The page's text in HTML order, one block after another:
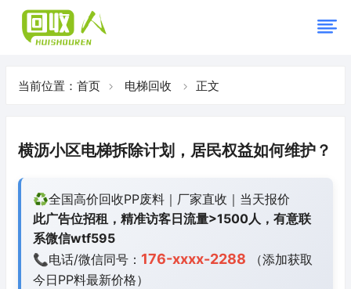
当前位置： 首页 电梯回收 正文
横沥小区电梯拆除计划，居民权益如何维护？
♻️全国高价回收PP废料｜厂家直收｜当天报价
此广告位招租，精准访客日流量>1500人，有意联
系微信wtf595
📞电话/微信同号： 176-xxxx-2288 （添加获取
今日PP料最新价格）